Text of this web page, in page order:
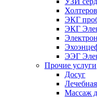
ЭКГ
ЭКГ
ЭЭГ
Прочие услуги
Досуг
Массаж